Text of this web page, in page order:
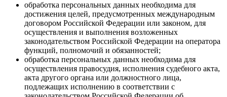
обработка персональных данных необходима для
достижения целей, предусмотренных международным
договором Российской Федерации или законом, для
осуществления и выполнения возложенных
законодательством Российской Федерации на оператора
функций, полномочий и обязанностей;
обработка персональных данных необходима для
осуществления правосудия, исполнения судебного акта,
акта другого органа или должностного лица,
подлежащих исполнению в соответствии с